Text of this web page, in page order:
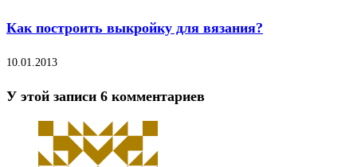
Как построить выкройку для вязания?
10.01.2013
У этой записи 6 комментариев